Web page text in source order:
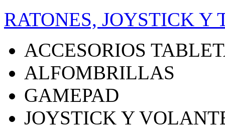
RATONES, JOYSTICK Y
ACCESORIOS
ALFOMBRILLAS
GAMEPAD
JOYSTICK Y